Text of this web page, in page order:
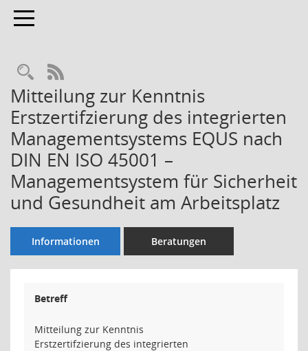
Toggle navigation
Rechercheauswahl
RSS-Feed
Mitteilung zur Kenntnis
Erstzertifzierung des integrierten
Managementsystems EQUS nach
DIN EN ISO 45001 –
Managementsystem für Sicherheit
und Gesundheit am Arbeitsplatz
Informationen Beratungen
Betreff
Mitteilung zur Kenntnis
Erstzertifzierung des integrierten